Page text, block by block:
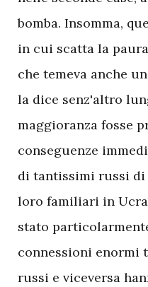
bomba. Insomma,
in cui scatta la
che temeva anche
la dice senz'altro
maggioranza fosse
conseguenze
di tantissimi russi di
loro familiari in
stato
connessioni enormi
russi e viceversa